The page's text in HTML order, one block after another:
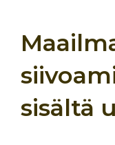
sisältä